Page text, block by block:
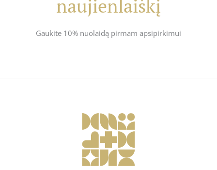
naujienlaiškį
Gaukite 10% nuolaidą pirmam apsipirkimui